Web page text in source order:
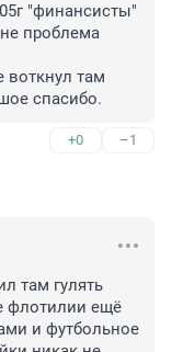
"финансисты"
проблема
воткнул там
спасибо.
+0 –1
там гулять
флотилии ещё
и футбольное